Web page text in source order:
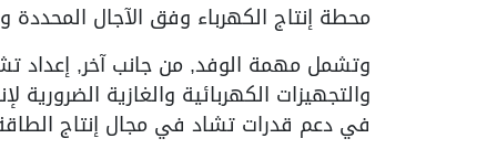
محطة إنتاج الكهرباء وفق الآجال المحددة
وتشمل مهمة الوفد, من جانب آخر, إعداد
والتجهيزات الكهربائية والغازية
في دعم قدرات تشاد في مجال إنتاج الطاقة